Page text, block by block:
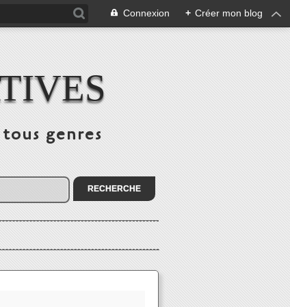
Connexion + Créer mon blog
genres